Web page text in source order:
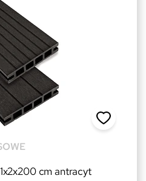
cm antracyt